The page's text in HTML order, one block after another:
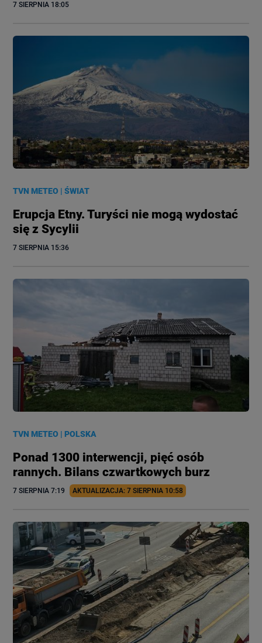
7 SIERPNIA 18:05
TVN METEO |ŚWIAT
Erupcja Etny. Turyści nie mogą wydostać
się z Sycylii
7 SIERPNIA 15:36
TVN METEO |POLSKA
Ponad 1300 interwencji, pięć osób
rannych. Bilans czwartkowych burz
7 SIERPNIA 7:19 AKTUALIZACJA: 7 SIERPNIA 10:58